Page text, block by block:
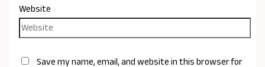
Website
Save my name, email, and website in this browser for